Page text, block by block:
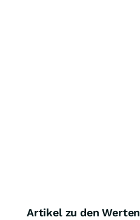
Artikel zu den Werten